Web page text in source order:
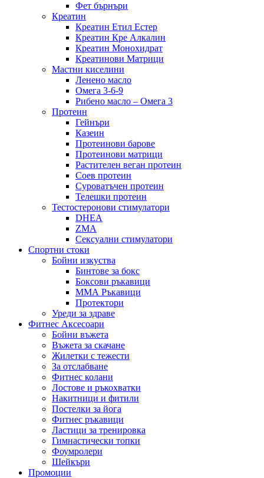
Фет бърнъри
Креатин
Креатин Етил Естер
Креатин Кре Алкалин
Креатин Монохидрат
Креатинови Матрици
Мастни киселини
Ленено масло
Омега 3-6-9
Рибено масло – Омега 3
Протеин
Гейнъри
Казеин
Протеинови барове
Протеинови матрици
Растителен веган протеин
Соев протеин
Суроватъчен протеин
Телешки протеин
Тестостеронови стимулатори
DHEA
ZMA
Сексуални стимулатори
Спортни стоки
Бойни изкуства
Бинтове за бокс
Боксови ръкавици
ММА Ръкавици
Протектори
Уреди за здраве
Фитнес Аксесоари
Бойни въжета
Въжета за скачане
Жилетки с тежести
За отслабване
Фитнес колани
Лостове и ръкохватки
Накитници и фитили
Постелки за йога
Фитнес ръкавици
Ластици за тренировка
Гимнастически топки
Фоумролери
Шейкъри
Промоции